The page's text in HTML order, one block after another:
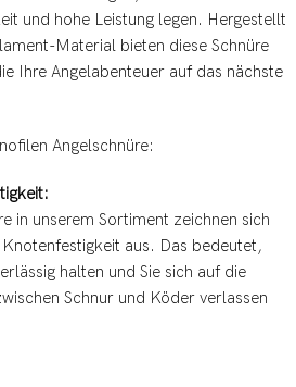
und hohe Leistung legen. Hergestellt
Material bieten diese Schnüre
Ihre Angelabenteuer auf das nächste
Angelschnüre:
in unserem Sortiment zeichnen sich
aus. Das bedeutet,
halten und Sie sich auf die
Schnur und Köder verlassen